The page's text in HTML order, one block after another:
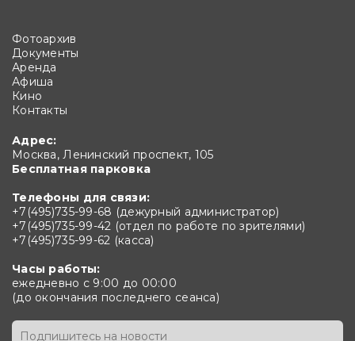
Фотоархив
Документы
Аренда
Афиша
Кино
Контакты
Адрес:
Москва, Ленинский проспект, 105
Бесплатная парковка
Телефоны для связи:
+7(495)735-99-68 (дежурный администратор)
+7(495)735-99-42 (отдел по работе по зрителями)
+7(495)735-99-62 (касса)
Часы работы:
ежедневно с 9:00 до 00:00
(до окончания последнего сеанса)